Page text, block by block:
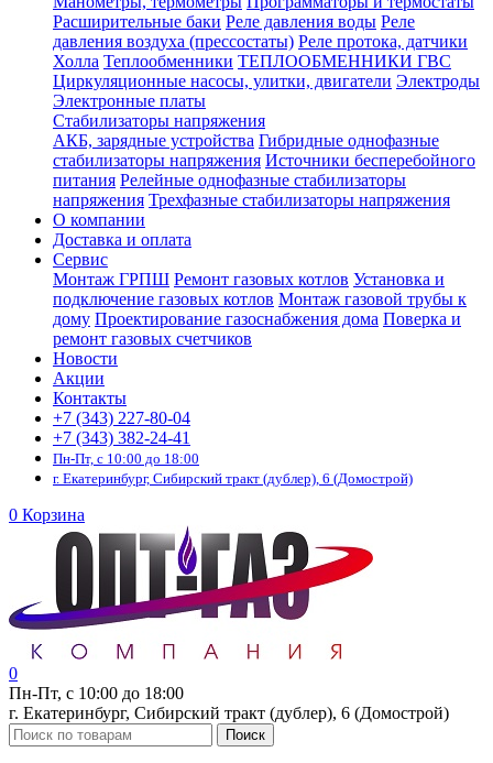
Расширительные баки Реле давления воды Реле
давления воздуха (прессостаты) Реле протока, датчики
Холла Теплообменники ТЕПЛООБМЕННИКИ ГВС
Циркуляционные насосы, улитки, двигатели Электроды
Электронные платы
Стабилизаторы напряжения
АКБ, зарядные устройства Гибридные однофазные
стабилизаторы напряжения Источники бесперебойного
питания Релейные однофазные стабилизаторы
напряжения Трехфазные стабилизаторы напряжения
О компании
Доставка и оплата
Сервис
Монтаж ГРПШ Ремонт газовых котлов Установка и
подключение газовых котлов Монтаж газовой трубы к
дому Проектирование газоснабжения дома Поверка и
ремонт газовых счетчиков
Новости
Акции
Контакты
+7 (343) 227-80-04
+7 (343) 382-24-41
Пн-Пт, с 10:00 до 18:00
г. Екатеринбург, Сибирский тракт (дублер), 6 (Домострой)
0 Корзина
0
Пн-Пт, с 10:00 до 18:00
г. Екатеринбург, Сибирский тракт (дублер), 6 (Домострой)
Поиск